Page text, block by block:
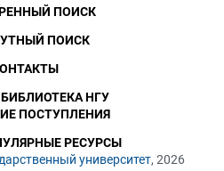
университет, 2026
ПОИСК
ПОИСК
НГУ
ПОСТУПЛЕНИЯ
РЕСУРСЫ